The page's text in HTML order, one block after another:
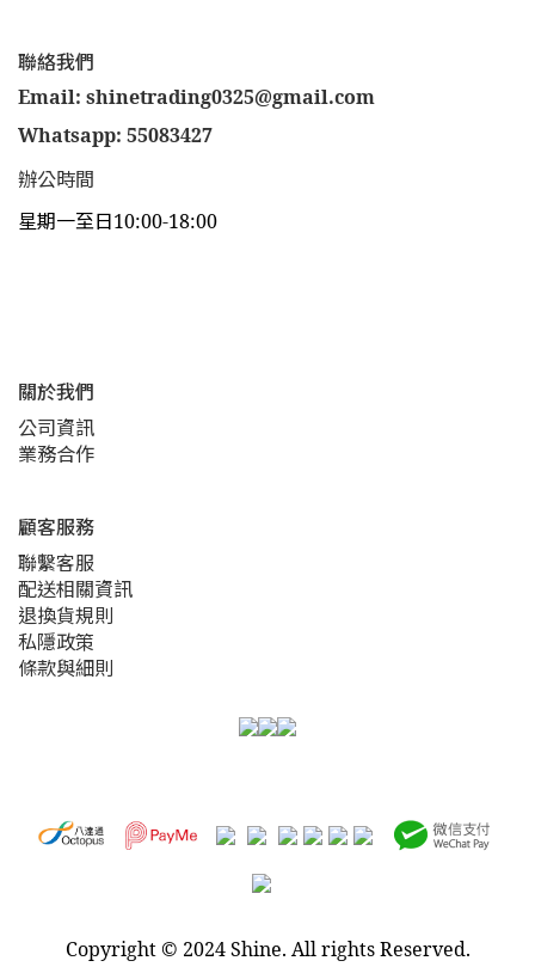
聯絡我們
Email: shinetrading0325@gmail.com
Whatsapp: 55083427
辦公時間
星期一至日10:00-18:00
關於我們
公司資訊
業務合作
顧客服務
聯繫客服
配送相關資訊
退換貨規則
私隱政策
條款與細則
Copyright © 2024 Shine. All rights Reserved.